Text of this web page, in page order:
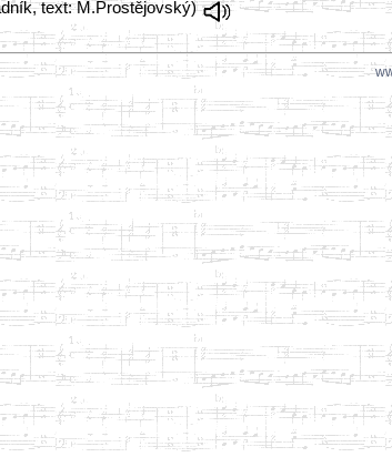
text: M.Prostějovský)